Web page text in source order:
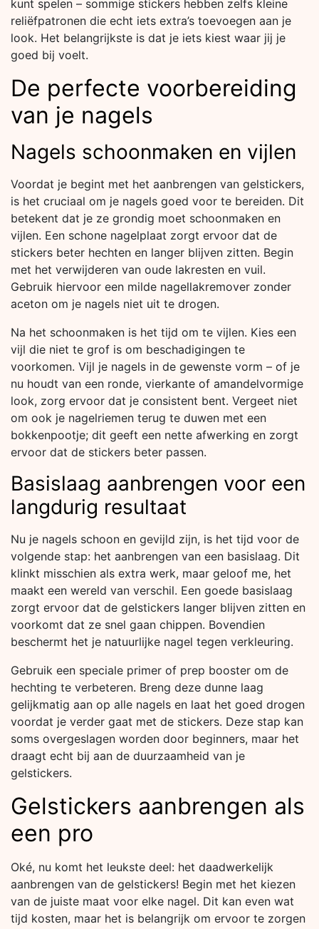
kunt spelen – sommige stickers hebben zelfs kleine
reliëfpatronen die echt iets extra’s toevoegen aan je
look. Het belangrijkste is dat je iets kiest waar jij je
goed bij voelt.
De perfecte voorbereiding
van je nagels
Nagels schoonmaken en vijlen
Voordat je begint met het aanbrengen van gelstickers,
is het cruciaal om je nagels goed voor te bereiden. Dit
betekent dat je ze grondig moet schoonmaken en
vijlen. Een schone nagelplaat zorgt ervoor dat de
stickers beter hechten en langer blijven zitten. Begin
met het verwijderen van oude lakresten en vuil.
Gebruik hiervoor een milde nagellakremover zonder
aceton om je nagels niet uit te drogen.
Na het schoonmaken is het tijd om te vijlen. Kies een
vijl die niet te grof is om beschadigingen te
voorkomen. Vijl je nagels in de gewenste vorm – of je
nu houdt van een ronde, vierkante of amandelvormige
look, zorg ervoor dat je consistent bent. Vergeet niet
om ook je nagelriemen terug te duwen met een
bokkenpootje; dit geeft een nette afwerking en zorgt
ervoor dat de stickers beter passen.
Basislaag aanbrengen voor een
langdurig resultaat
Nu je nagels schoon en gevijld zijn, is het tijd voor de
volgende stap: het aanbrengen van een basislaag. Dit
klinkt misschien als extra werk, maar geloof me, het
maakt een wereld van verschil. Een goede basislaag
zorgt ervoor dat de gelstickers langer blijven zitten en
voorkomt dat ze snel gaan chippen. Bovendien
beschermt het je natuurlijke nagel tegen verkleuring.
Gebruik een speciale primer of prep booster om de
hechting te verbeteren. Breng deze dunne laag
gelijkmatig aan op alle nagels en laat het goed drogen
voordat je verder gaat met de stickers. Deze stap kan
soms overgeslagen worden door beginners, maar het
draagt echt bij aan de duurzaamheid van je
gelstickers.
Gelstickers aanbrengen als
een pro
Oké, nu komt het leukste deel: het daadwerkelijk
aanbrengen van de gelstickers! Begin met het kiezen
van de juiste maat voor elke nagel. Dit kan even wat
tijd kosten, maar het is belangrijk om ervoor te zorgen